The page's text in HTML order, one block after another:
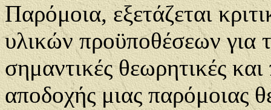
Παρόμοια, εξετάζεται
υλικών προϋποθέσεων για
σημαντικές θεωρητικές και
αποδοχής μιας παρόμοιας